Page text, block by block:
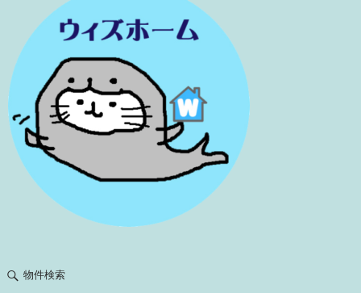
物件検索